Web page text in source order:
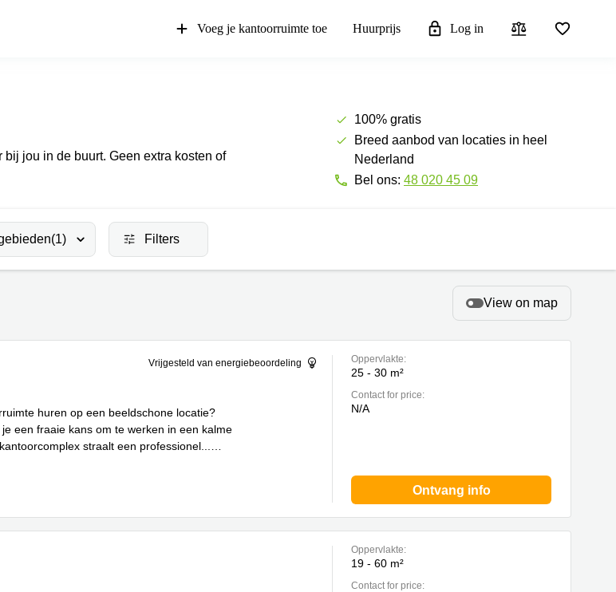
Voeg je kantoorruimte toe Huurprijs Log in
jou in de buurt. Geen extra kosten of
100% gratis
Breed aanbod van locaties in heel
Nederland
Bel ons: 48 020 45 09
(1) Filters
View on map
Vrijgesteld van energiebeoordeling
huren op een beeldschone locatie?
een fraaie kans om te werken in een kalme
straalt een professionel
Oppervlakte:
25 - 30 m²
Contact for price:
N/A
Ontvang info
Oppervlakte:
19 - 60 m²
Contact for price: